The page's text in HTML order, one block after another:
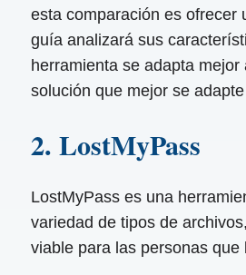
esta comparación es ofrecer
guía analizará sus
herramienta se adapta
solución que mejor se
2. LostMyPass
LostMyPass es una
variedad de tipos de
viable para las personas